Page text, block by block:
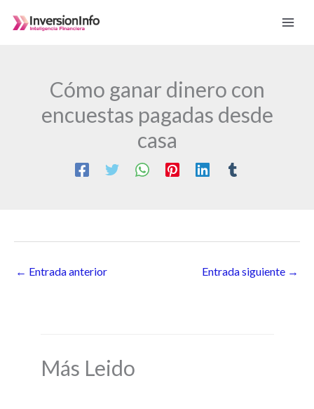
Cómo ganar dinero con
encuestas pagadas desde
casa
← Entrada anterior Entrada siguiente →
Más Leido